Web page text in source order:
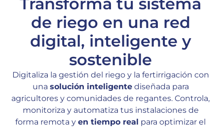
Transforma tu sistema
de riego en una red
digital, inteligente y
sostenible
Digitaliza la gestión del riego y la fertirrigación con
una solución inteligentediseñada para
agricultores y comunidades de regantes. Controla,
monitoriza y automatiza tus instalaciones de
forma remota y en tiempo real para optimizar el